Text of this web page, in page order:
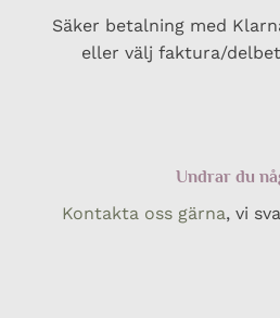
Säker betalning med
eller välj faktura/
Undrar du
Kontakta oss gärna, vi